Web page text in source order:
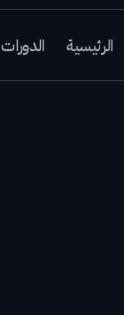
الرئيسية الدورات